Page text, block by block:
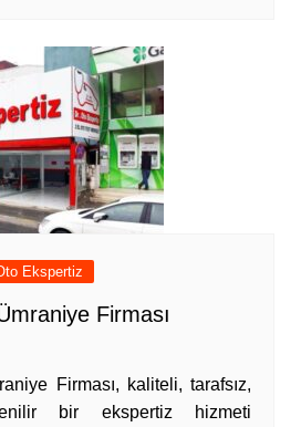
Ekspertiz
Firması
Firması, kaliteli, tarafsız,
bir ekspertiz hizmeti